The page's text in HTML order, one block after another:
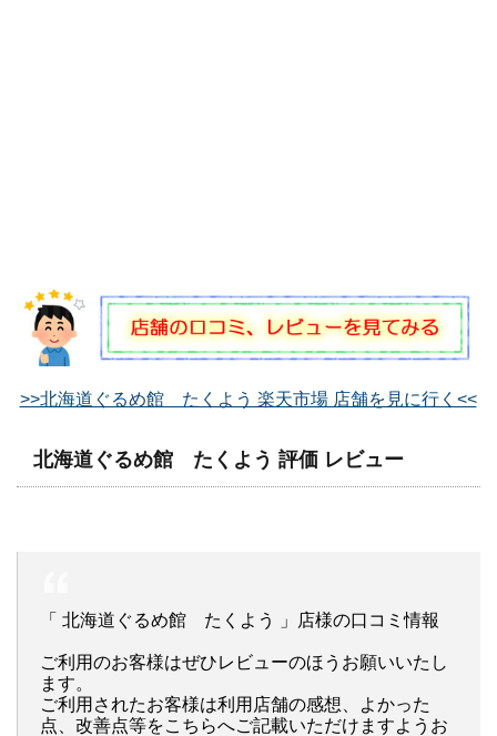
>>北海道ぐるめ館 たくよう 楽天市場 店舗を見に行く<<
北海道ぐるめ館 たくよう 評価 レビュー
「 北海道ぐるめ館 たくよう 」店様の口コミ情報
ご利用のお客様はぜひレビューのほうお願いいたし
ます。
ご利用されたお客様は利用店舗の感想、よかった
点、改善点等をこちらへご記載いただけますようお